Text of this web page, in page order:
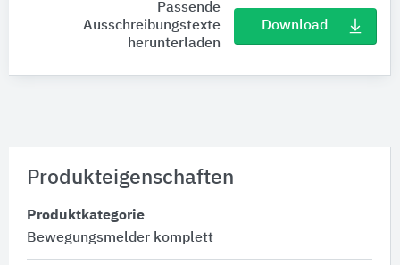
Passende
Ausschreibungstexte
herunterladen
Download
Produkteigenschaften
Produktkategorie
Bewegungsmelder komplett